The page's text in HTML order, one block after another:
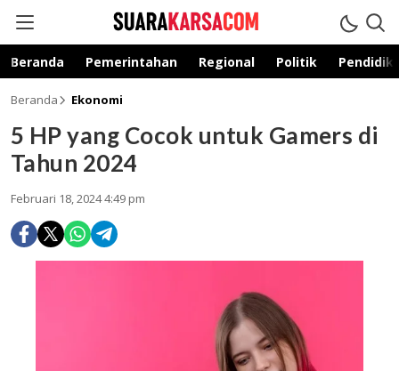
suarakarsa.com
Informasi terpercaya
Beranda Pemerintahan Regional Politik
Beranda Ekonomi
5 HP yang Cocok untuk Gamers di
Tahun 2024
Februari 18, 2024 4:49 pm